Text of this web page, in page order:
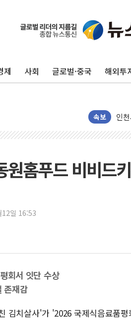
제 사회 글로벌·중국 해외투
속보
평
상
[종
인
김
[속
[속
하
인
'호
여
홈푸드 비비드
일 16:53
회서 잇단 수상
존재감
김치살사'가 '2026 국제식음료품